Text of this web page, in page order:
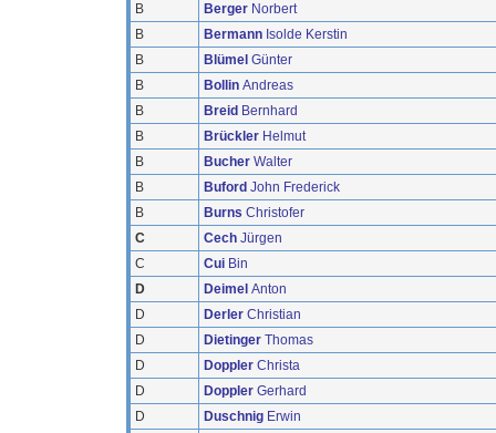
B
Berger Norbert
B
Bermann Isolde Kerstin
B
Blümel Günter
B
Bollin Andreas
B
Breid Bernhard
B
Brückler Helmut
B
Bucher Walter
B
Buford John Frederick
B
Burns Christofer
C
Cech Jürgen
C
Cui Bin
D
Deimel Anton
D
Derler Christian
D
Dietinger Thomas
D
Doppler Christa
D
Doppler Gerhard
D
Duschnig Erwin